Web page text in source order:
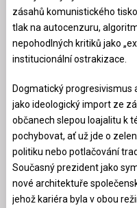
zásahů komunistického
tlak na autocenzuru,
nepohodlných kritiků jako
institucionální ostrakizace.
Dogmatický progresivismus
jako ideologický import ze
občanech slepou loajalitu k
pochybovat, ať už jde o
politiku nebo potlačování
Současný prezident jako
nové architektuře
jehož kariéra byla v obou